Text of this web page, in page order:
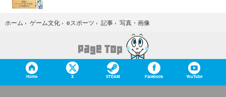
ホーム › ゲーム文化 › eスポーツ › 記事 › 写真・画像
Home X STEAM Facebook YouTube